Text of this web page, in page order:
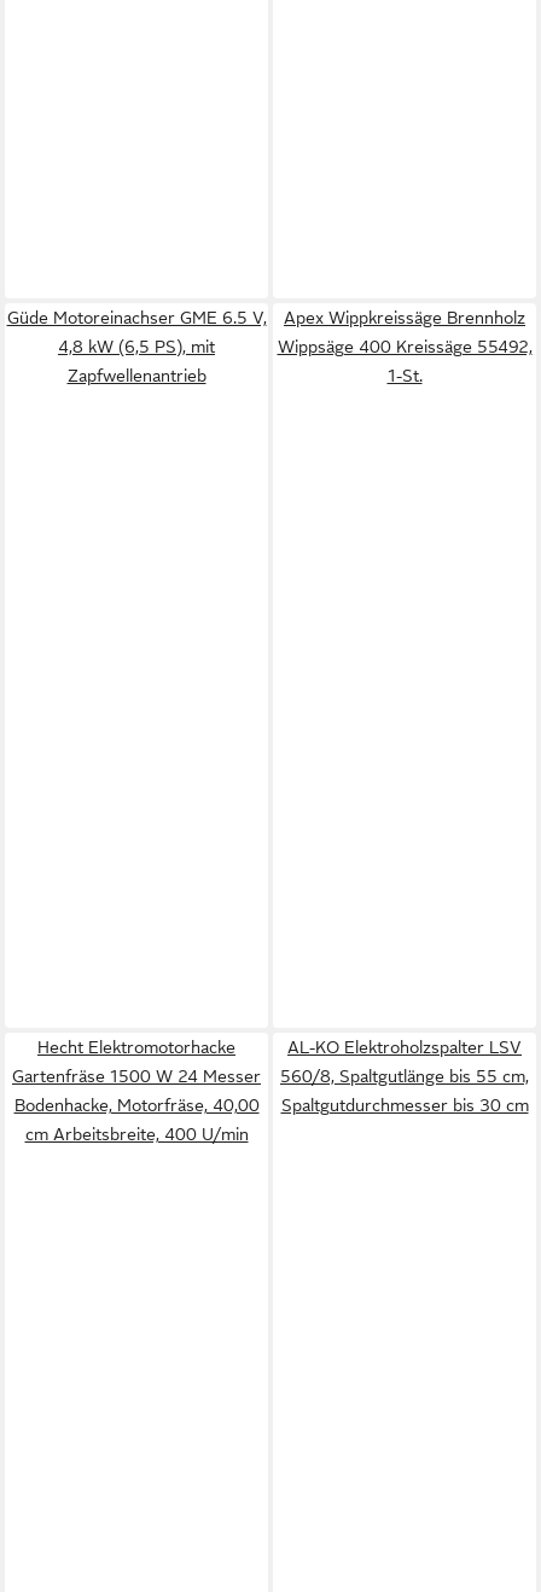
Güde Motoreinachser GME 6.5 V,
4,8 kW (6,5 PS), mit
Zapfwellenantrieb
Apex Wippkreissäge Brennholz
Wippsäge 400 Kreissäge 55492,
1-St.
Hecht Elektromotorhacke
Gartenfräse 1500 W 24 Messer
Bodenhacke, Motorfräse, 40,00
cm Arbeitsbreite, 400 U/min
AL-KO Elektroholzspalter LSV
560/8, Spaltgutlänge bis 55 cm,
Spaltgutdurchmesser bis 30 cm